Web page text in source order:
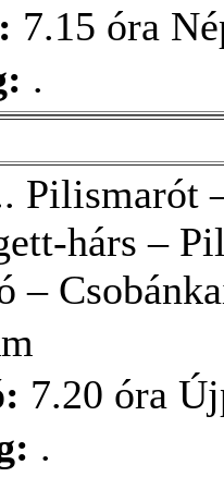
7.15 óra
.
Pilismarót
hárs –
–
7.20 óra
.